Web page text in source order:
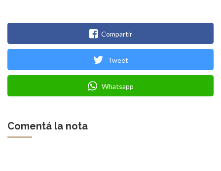
Compartir
Tweet
Whatsapp
Comentá la nota